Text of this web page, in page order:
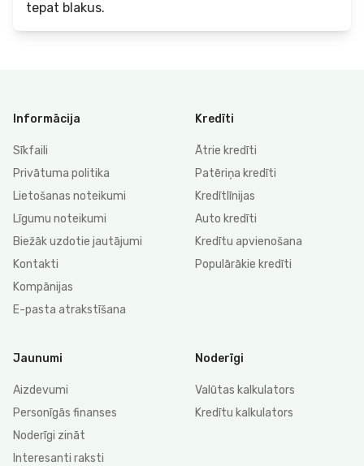
tepat blakus.
Informācija
Sīkfaili
Privātuma politika
Lietošanas noteikumi
Līgumu noteikumi
Biežāk uzdotie jautājumi
Kontakti
Kompānijas
E-pasta atrakstīšana
Kredīti
Ātrie kredīti
Patēriņa kredīti
Kredītlīnijas
Auto kredīti
Kredītu apvienošana
Populārākie kredīti
Jaunumi
Aizdevumi
Personīgās finanses
Noderīgi zināt
Interesanti raksti
Noderīgi
Valūtas kalkulators
Kredītu kalkulators